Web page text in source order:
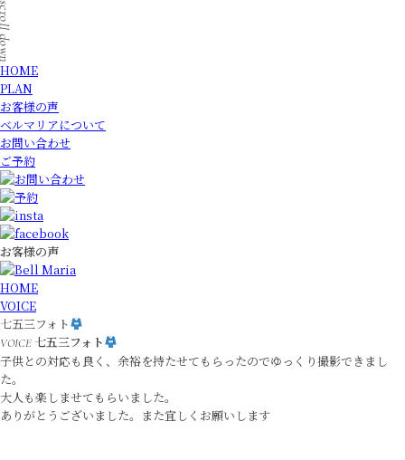
HOME
PLAN
お客様の声
ベルマリアについて
お問い合わせ
ご予約
お客様の声
HOME
VOICE
七五三フォト
VOICE 七五三フォト
子供との対応も良く、余裕を持たせてもらったのでゆっくり撮影できまし
た。
大人も楽しませてもらいました。
ありがとうございました。また宜しくお願いします